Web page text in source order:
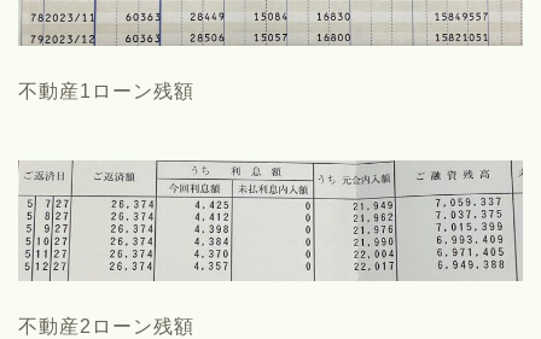
不動産1ローン残額
不動産2ローン残額